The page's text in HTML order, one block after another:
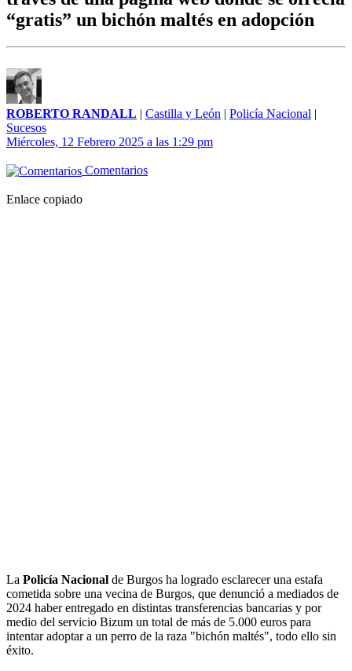
“gratis” un bichón maltés en adopción
ROBERTO RANDALL | Castilla y León | Policía Nacional |
Sucesos
Miércoles, 12 Febrero 2025 a las 1:29 pm
Comentarios
Enlace copiado
La Policía Nacional de Burgos ha logrado esclarecer una estafa
cometida sobre una vecina de Burgos, que denunció a mediados de
2024 haber entregado en distintas transferencias bancarias y por
medio del servicio Bizum un total de más de 5.000 euros para
intentar adoptar a un perro de la raza "bichón maltés", todo ello sin
éxito.